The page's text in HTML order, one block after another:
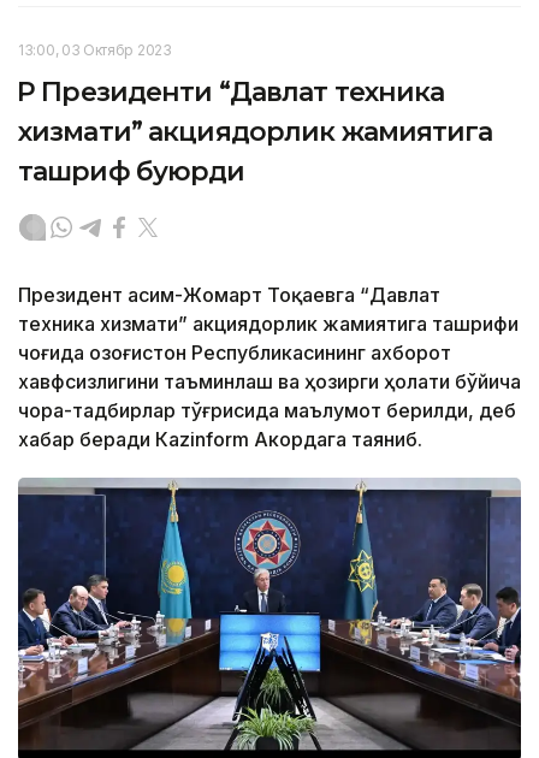
13:00, 03 Октябр 2023
ҚР Президенти “Давлат техника
хизмати” акциядорлик жамиятига
ташриф буюрди
Президент Қасим-Жомарт Тоқаевга “Давлат
техника хизмати” акциядорлик жамиятига ташрифи
чоғида Қозоғистон Республикасининг ахборот
хавфсизлигини таъминлаш ва ҳозирги ҳолати бўйича
чора-тадбирлар тўғрисида маълумот берилди, деб
хабар беради Каzinform Акордага таяниб.